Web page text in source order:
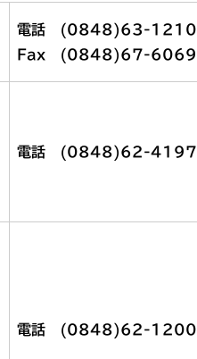
電話 (0848)63-1210
Fax (0848)67-6069
電話 (0848)62-4197
電話 (0848)62-1200